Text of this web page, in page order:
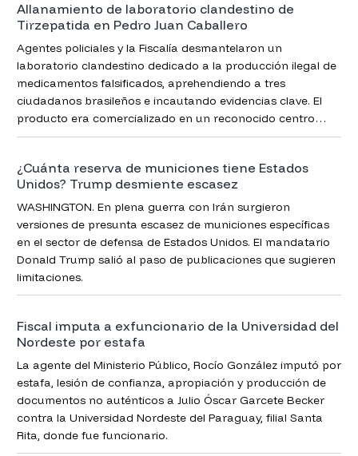
Allanamiento de laboratorio clandestino de
Tirzepatida en Pedro Juan Caballero
Agentes policiales y la Fiscalía desmantelaron un
laboratorio clandestino dedicado a la producción ilegal de
medicamentos falsificados, aprehendiendo a tres
ciudadanos brasileños e incautando evidencias clave. El
producto era comercializado en un reconocido centro
comercial de la zona.
¿Cuánta reserva de municiones tiene Estados
Unidos? Trump desmiente escasez
WASHINGTON. En plena guerra con Irán surgieron
versiones de presunta escasez de municiones específicas
en el sector de defensa de Estados Unidos. El mandatario
Donald Trump salió al paso de publicaciones que sugieren
limitaciones.
Fiscal imputa a exfuncionario de la Universidad del
Nordeste por estafa
La agente del Ministerio Público, Rocío González imputó por
estafa, lesión de confianza, apropiación y producción de
documentos no auténticos a Julio Óscar Garcete Becker
contra la Universidad Nordeste del Paraguay, filial Santa
Rita, donde fue funcionario.